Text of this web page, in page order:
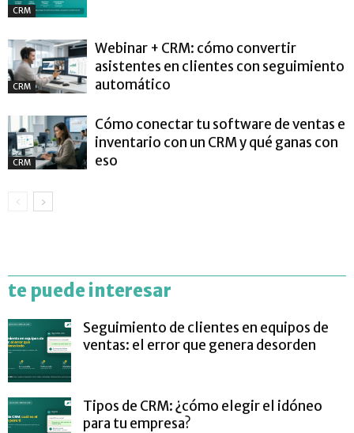
CRM
CRM
Webinar + CRM: cómo convertir
asistentes en clientes con seguimiento
automático
CRM
Cómo conectar tu software de ventas e
inventario con un CRM y qué ganas con
eso
te puede interesar
Seguimiento de clientes en equipos de
ventas: el error que genera desorden
Tipos de CRM: ¿cómo elegir el idóneo
para tu empresa?